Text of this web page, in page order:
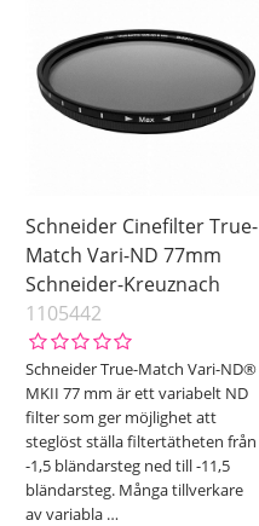
Schneider Cinefilter True-
Match Vari-ND 77mm
Schneider-Kreuznach
1105442
Schneider True-Match Vari-ND®
MKII 77 mm är ett variabelt ND
filter som ger möjlighet att
steglöst ställa filtertätheten från
-1,5 bländarsteg ned till -11,5
bländarsteg. Många tillverkare
av variabla …